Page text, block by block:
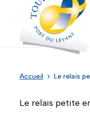
Accueil Le relais
Le relais petite